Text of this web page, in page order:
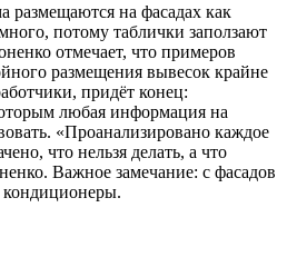
размещаются на фасадах как
потому таблички заползают
отмечает, что примеров
размещения вывесок крайне
придёт конец:
любая информация на
«Проанализировано каждое
что нельзя делать, а что
Важное замечание: с фасадов
кондиционеры.